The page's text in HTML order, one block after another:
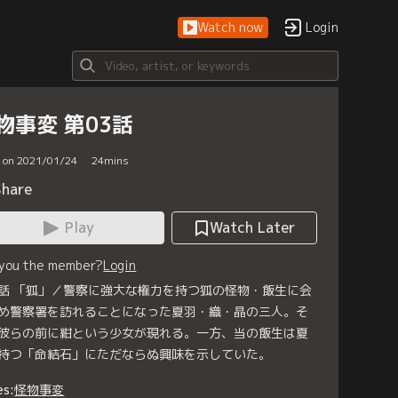
Watch now Login
事変 第03話
on 2021/01/24 24mins
Play
Watch Later
the member?Login
「狐」／警察に強大な権力を持つ狐の怪物・飯生に会
警察署を訪れることになった夏羽・織・晶の三人。そ
らの前に紺という少女が現れる。一方、当の飯生は夏
つ「命結石」にただならぬ興味を示していた。
怪物事変